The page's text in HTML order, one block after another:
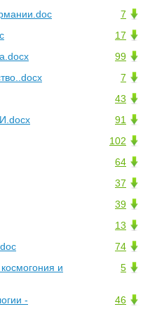
7
17
99
7
43
91
102
64
37
39
13
74
5
и
46
-